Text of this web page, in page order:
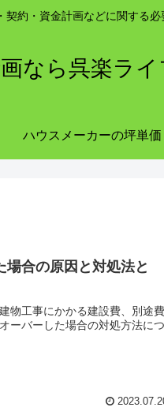
約・資金計画などに関する
なら呉楽ライ
ハウスメーカーの坪単価
場合の原因と対処法と
物工事にかかる建設費、別途費
ーバーした場合の対処方法につ